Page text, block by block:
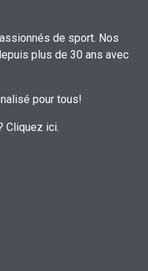
de sport. Nos
plus de 30 ans avec
pour tous!
Cliquez ici.